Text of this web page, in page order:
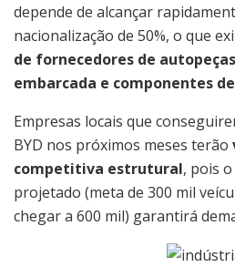
depende de alcançar
nacionalização de 50%, o que
de fornecedores de
embarcada e componentes
Empresas locais que
BYD nos próximos meses terão
competitiva estrutural, pois
projetado (meta de 300 mil
chegar a 600 mil) garantirá